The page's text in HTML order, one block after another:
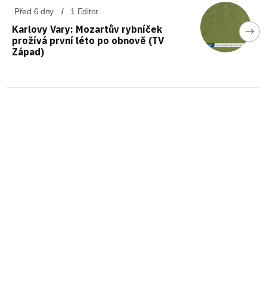
Před 6 dny 1 Editor
Karlovy Vary: Mozartův rybníček
prožívá první léto po obnově (TV
Západ)